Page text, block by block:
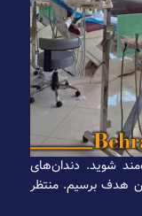
شوید. دندان‌های
هدف برسیم. منتظر